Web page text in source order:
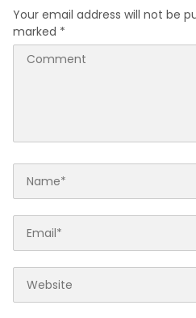
Your email address will not be
marked *